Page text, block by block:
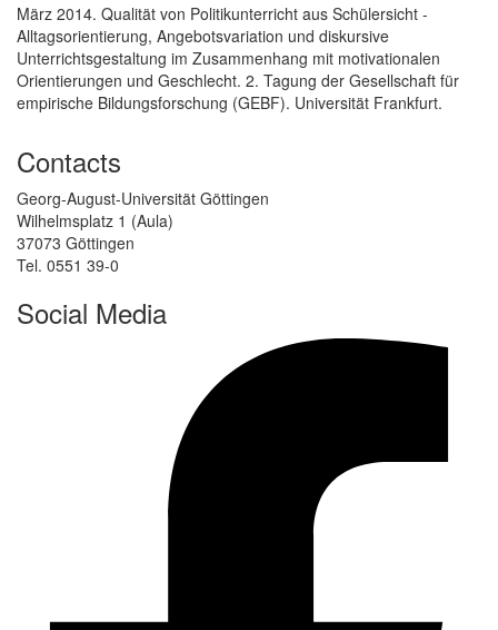
März 2014. Qualität von Politikunterricht aus Schülersicht -
Alltagsorientierung, Angebotsvariation und diskursive
Unterrichtsgestaltung im Zusammenhang mit motivationalen
Orientierungen und Geschlecht. 2. Tagung der Gesellschaft für
empirische Bildungsforschung (GEBF). Universität Frankfurt.
Contacts
Georg-August-Universität Göttingen
Wilhelmsplatz 1 (Aula)
37073 Göttingen
Tel. 0551 39-0
Social Media